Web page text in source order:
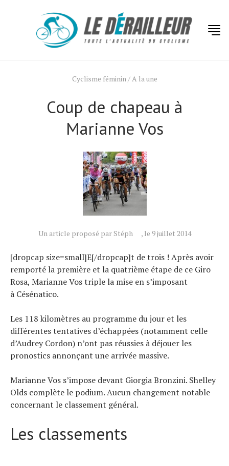
Cyclisme féminin/A la une
Coup de chapeau à
Marianne Vos
Un article proposé par Stéph , le 9 juillet 2014
[dropcap size=small]E[/dropcap]t de trois ! Après avoir
remporté la première et la quatrième étape de ce Giro
Rosa, Marianne Vos triple la mise en s’imposant
à Césénatico.
Les 118 kilomètres au programme du jour et les
différentes tentatives d’échappées (notamment celle
d’Audrey Cordon) n’ont pas réussies à déjouer les
pronostics annonçant une arrivée massive.
Marianne Vos s’impose devant Giorgia Bronzini. Shelley
Olds complète le podium. Aucun changement notable
concernant le classement général.
Les classements
Tendances
Tous nos articles
À propos